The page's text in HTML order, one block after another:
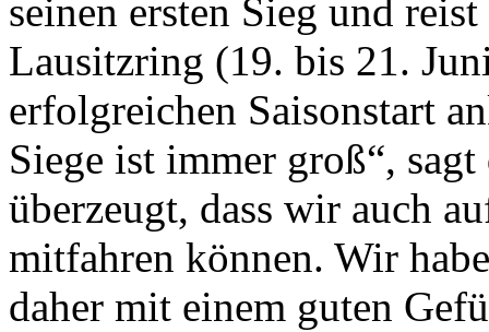
seinen ersten Sieg und
Lausitzring (19. bis 21.
erfolgreichen Saisonstart
Siege ist immer groß“,
überzeugt, dass wir auch
mitfahren können. Wir
daher mit einem guten